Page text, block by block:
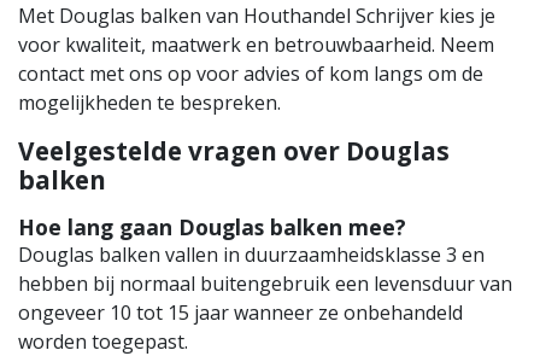
Met Douglas balken van Houthandel Schrijver kies je
voor kwaliteit, maatwerk en betrouwbaarheid. Neem
contact met ons op voor advies of kom langs om de
mogelijkheden te bespreken.
Veelgestelde vragen over Douglas
balken
Hoe lang gaan Douglas balken mee?
Douglas balken vallen in duurzaamheidsklasse 3 en
hebben bij normaal buitengebruik een levensduur van
ongeveer 10 tot 15 jaar wanneer ze onbehandeld
worden toegepast.